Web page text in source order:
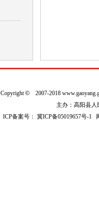
Copyright©2007-2018
主办：高阳县人
ICP备案号： 冀ICP备05019657号-1网